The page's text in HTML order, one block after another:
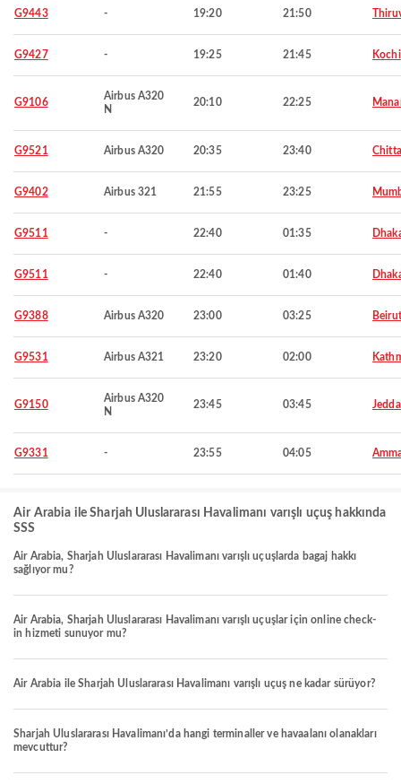
G9443 - 19:20 21:50
G9427 - 19:25 21:45 Kochi
G9106
Airbus A320
N
20:10 22:25
G9521 Airbus A320 20:35 23:40
G9402 Airbus 321 21:55 23:25
G9511 - 22:40 01:35
G9511 - 22:40 01:40
G9388 Airbus A320 23:00 03:25 Beirut
G9531 Airbus A321 23:20 02:00
G9150
Airbus A320
N
23:45 03:45
G9331 - 23:55 04:05
Air Arabia ile Sharjah Uluslararası Havalimanı varışlı uçuş hakkında
SSS
Air Arabia, Sharjah Uluslararası Havalimanı varışlı uçuşlarda bagaj hakkı
sağlıyor mu?
Air Arabia, Sharjah Uluslararası Havalimanı varışlı uçuşlar için online check-
in hizmeti sunuyor mu?
Air Arabia ile Sharjah Uluslararası Havalimanı varışlı uçuş ne kadar sürüyor?
Sharjah Uluslararası Havalimanı’da hangi terminaller ve havaalanı olanakları
mevcuttur?